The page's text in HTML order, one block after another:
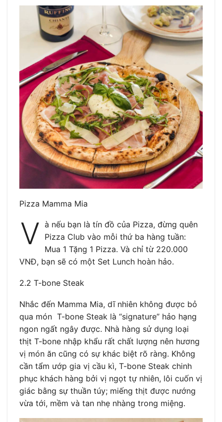
Pizza Mamma Mia
V à nếu bạn là tín đồ của Pizza, đừng quên
Pizza Club vào mỗi thứ ba hàng tuần:
Mua 1 Tặng 1 Pizza. Và chỉ từ 220.000
VNĐ, bạn sẽ có một Set Lunch hoàn hảo.
2.2 T-bone Steak
Nhắc đến Mamma Mia, dĩ nhiên không được bỏ
qua món T-bone Steak là “signature” hảo hạng
ngon ngất ngây được. Nhà hàng sử dụng loại
thịt T-bone nhập khẩu rất chất lượng nên hương
vị món ăn cũng có sự khác biệt rõ ràng. Không
cần tẩm ướp gia vị cầu kì, T-bone Steak chinh
phục khách hàng bởi vị ngọt tự nhiên, lôi cuốn vị
giác bằng sự thuần túy; miếng thịt được nướng
vừa tới, mềm và tan nhẹ nhàng trong miệng.